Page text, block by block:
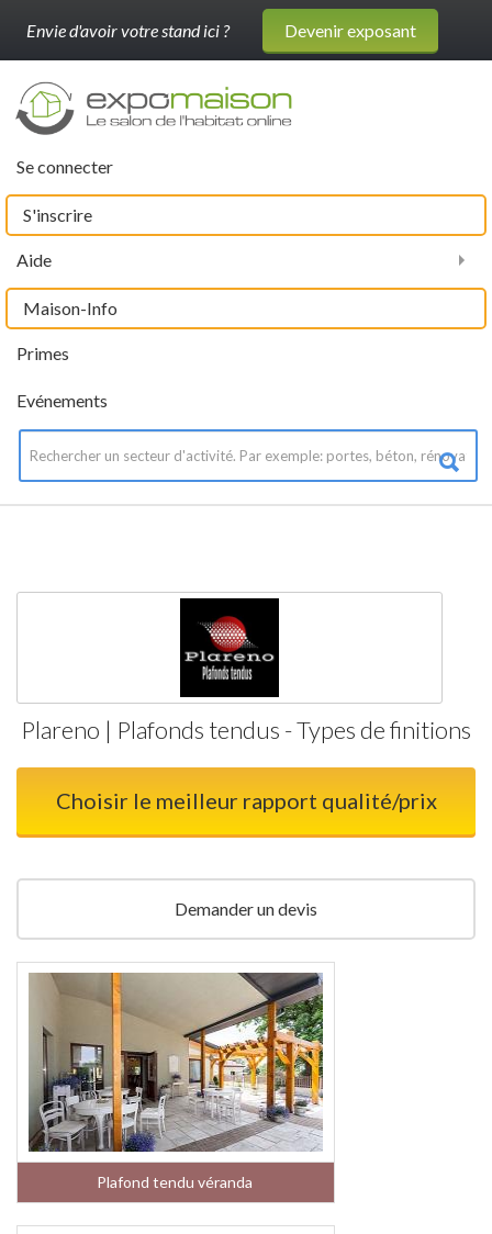
Envie d'avoir votre stand ici ? Devenir exposant
Se connecter
S'inscrire
Aide
Evénements
Primes
Maison-Info
Plareno | Plafonds tendus - Types de finitions
Choisir le meilleur rapport qualité/prix
Demander un devis
Plafond tendu véranda